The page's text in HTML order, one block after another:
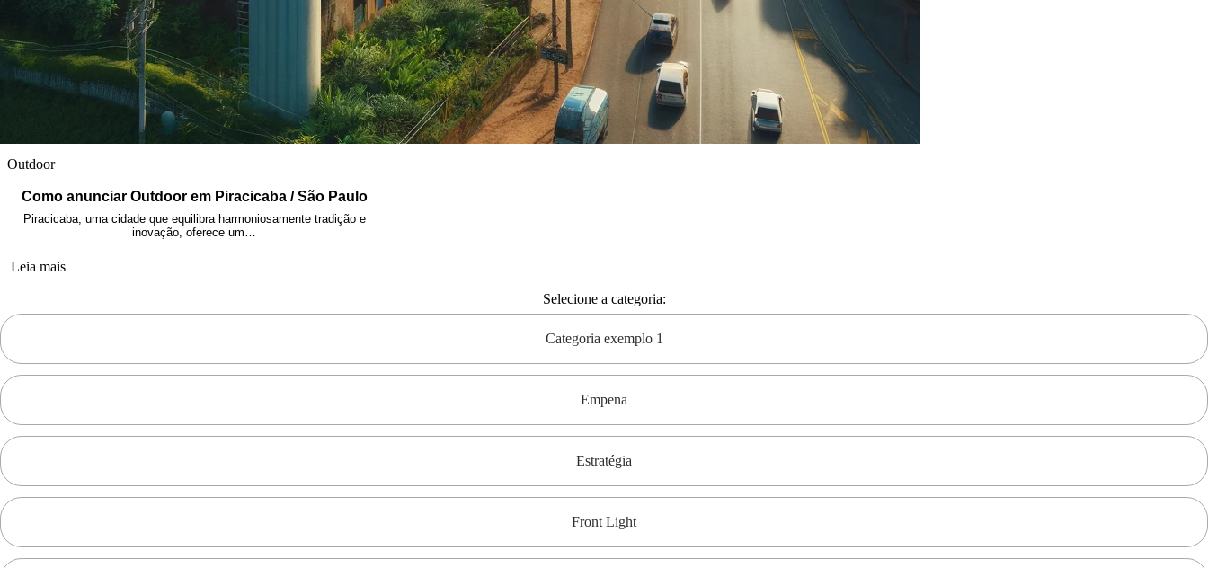
Outdoor
Como anunciar Outdoor em Piracicaba / São Paulo
Piracicaba, uma cidade que equilibra harmoniosamente tradição e
inovação, oferece um…
Leia mais
Selecione a categoria:
Categoria exemplo 1
Empena
Estratégia
Front Light